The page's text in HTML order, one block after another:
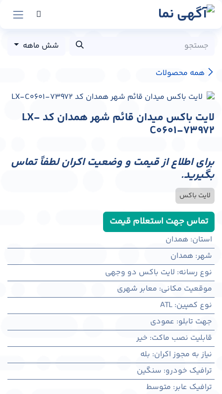
پرش به محتوا
همه محصولات
شش ماهه
لایت باکس میدان قائم شهر همدان کد LX-
C0601-73972
برای اطلاع از قیمت و وضعیت اکران لطفاً تماس
بگیرید.
لایت باکس
تماس جهت استعلام قیمت
استان: همدان
شهر: همدان
نوع رسانه: لایت باکس دو وجهی
موقعیت مکانی: معابر شهری
نوع کمپین:
ATL
جهت تابلو: عمودی
قابلیت نصب ماکت: خیر
نیاز به مجوز اکران: بله
ترافیک خودرو: سنگین
ترافیک عابر: متوسط